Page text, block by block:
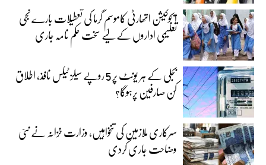
ایجوکیشن اتھارٹی کاموسمِ گرما کی تعطیلات بارے نجی
تعلیمی اداروں کے لیے سخت حکم نامہ جاری
بجلی کے ہر یونٹ پر 5 روپے سیلز ٹیکس نافذ، اطلاق
کن صارفین پرہوگا؟
سرکاری ملازمین کی تنخواہیں، وزارت خزانہ نے نئی
وضاحت جاری کردی